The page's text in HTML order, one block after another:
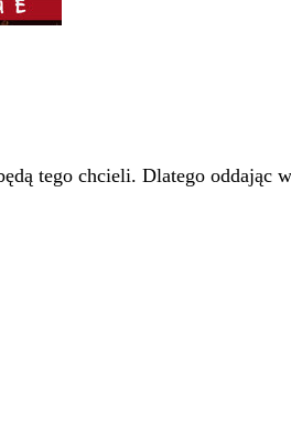
tego chcieli. Dlatego oddając w